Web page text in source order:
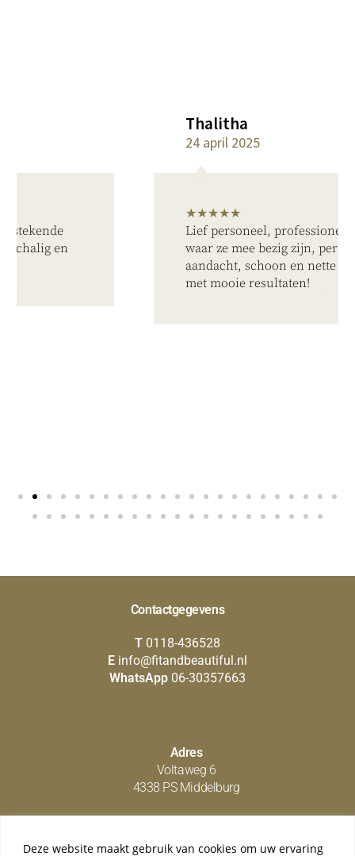
Deze website maakt gebruik van cookies om uw ervaring
Lief personeel, professioneel, weten
waar ze mee bezig zijn, persoonlijke
aandacht, schoon en nette omgeving
met mooie resultaten!
Contactgegevens
T 0118-436528
E info@fitandbeautiful.nl
WhatsApp 06-30357663
Adres
Voltaweg 6
4338 PS Middelburg